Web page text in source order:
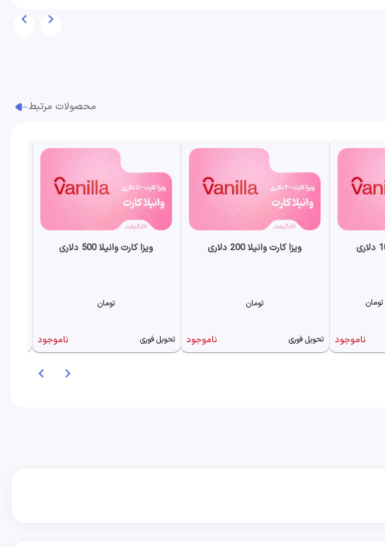
محصولات مرتبط
تومان
ناموجود
ویزا کارت وانیلا 200 دلاری
تومان
تحویل فوری ناموجود
ویزا کارت وانیلا 500 دلاری
تومان
تحویل فوری ناموجود